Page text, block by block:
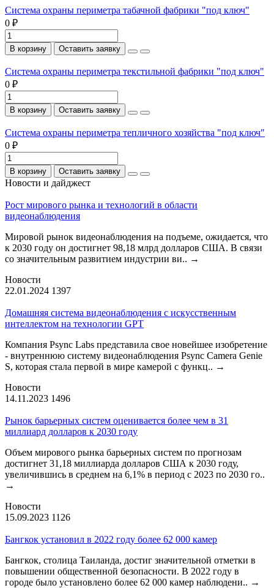
Система охраны периметра табачной фабрики "под ключ"
0 ₽
В корзину Оставить заявку
Система охраны периметра текстильной фабрики "под ключ"
0 ₽
В корзину Оставить заявку
Система охраны периметра тепличного хозяйства "под ключ"
0 ₽
В корзину Оставить заявку
Новости и дайджест
Рост мирового рынка и технологий в области
видеонаблюдения
Мировой рынок видеонаблюдения на подъеме, ожидается, что
к 2030 году он достигнет 98,18 млрд долларов США. В связи
со значительным развитием индустрии ви.. →
Новости
22.01.2024 1397
Домашняя система видеонаблюдения с искусственным
интеллектом на технологии GPT
Компания Psync Labs представила свое новейшее изобретение
- внутреннюю систему видеонаблюдения Psync Camera Genie
S, которая стала первой в мире камерой с функц.. →
Новости
14.11.2023 1496
Рынок барьерных систем оценивается более чем в 31
миллиард долларов к 2030 году
Объем мирового рынка барьерных систем по прогнозам
достигнет 31,18 миллиарда долларов США к 2030 году,
увеличившись в среднем на 6,1% в период с 2023 по 2030 го..
→
Новости
15.09.2023 1126
Бангкок установил в 2022 году более 62 000 камер
Бангкок, столица Таиланда, достиг значительной отметки в
повышении общественной безопасности. В 2022 году в
городе было установлено более 62 000 камер наблюдени.. →